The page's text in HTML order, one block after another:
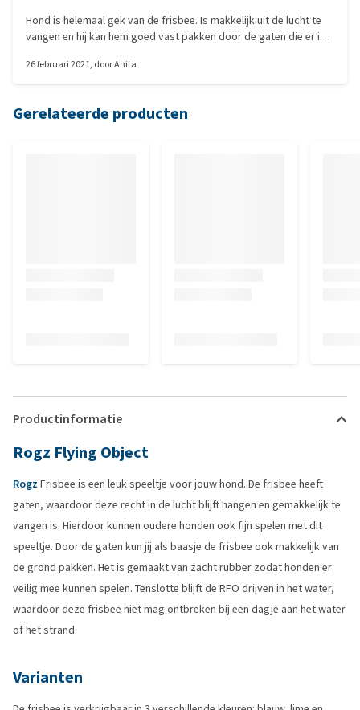
Hond is helemaal gek van de frisbee. Is makkelijk uit de lucht te
vangen en hij kan hem goed vast pakken door de gaten die er in
doet de frisbee het goed
26 februari 2021, doorAnita
Gerelateerde producten
Productinformatie
Rogz Flying Object
Rogz Frisbee is een leuk speeltje voor jouw hond. De frisbee heeft
gaten, waardoor deze recht in de lucht blijft hangen en gemakkelijk te
vangen is. Hierdoor kunnen oudere honden ook fijn spelen met dit
speeltje. Door de gaten kun jij als baasje de frisbee ook makkelijk van
de grond pakken. Het is gemaakt van zacht rubber zodat honden er
veilig mee kunnen spelen. Tenslotte blijft de RFO drijven in het water,
waardoor deze frisbee niet mag ontbreken bij een dagje aan het water
of het strand.
Varianten